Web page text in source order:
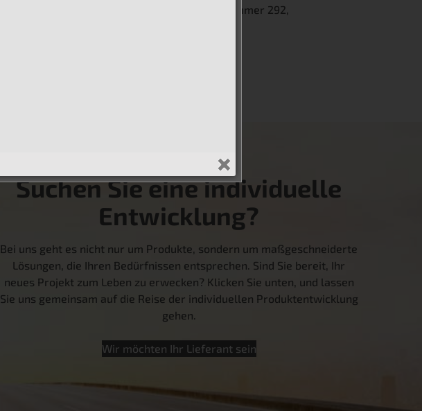
Av. Luis Donaldo Colosio, Nummer 292,
Suchen Sie eine individuelle
Entwicklung?
Bei uns geht es nicht nur um Produkte, sondern um maßgeschneiderte
Lösungen, die Ihren Bedürfnissen entsprechen. Sind Sie bereit, Ihr
neues Projekt zum Leben zu erwecken? Klicken Sie unten, und lassen
Sie uns gemeinsam auf die Reise der individuellen Produktentwicklung
gehen.
Wir möchten Ihr Lieferant sein